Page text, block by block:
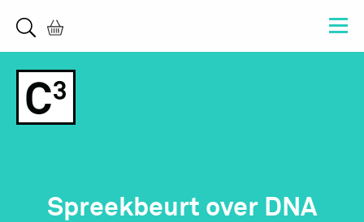
Spreekbeurt over DNA